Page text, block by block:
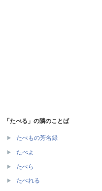
「たべる」の隣のことば
たべもの芳名録
たべよ
たべら
たべれる